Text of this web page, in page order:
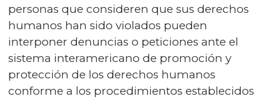
personas que consideren que sus derechos
humanos han sido violados pueden
interponer denuncias o peticiones ante el
sistema interamericano de promoción y
protección de los derechos humanos
conforme a los procedimientos establecidos